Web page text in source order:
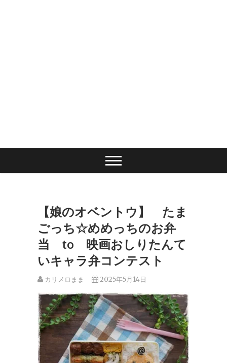
【娘のオベントウ】 たま
ごっち☆めめっちのお弁
当 to 映画おしりたんて
いキャラ弁コンテスト
カリメロまま 2025年5月14日